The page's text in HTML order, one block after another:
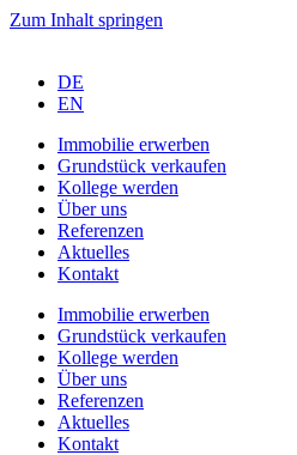
Zum Inhalt springen
DE
EN
Immobilie erwerben
Grundstück verkaufen
Kollege werden
Über uns
Referenzen
Aktuelles
Kontakt
Immobilie erwerben
Grundstück verkaufen
Kollege werden
Über uns
Referenzen
Aktuelles
Kontakt